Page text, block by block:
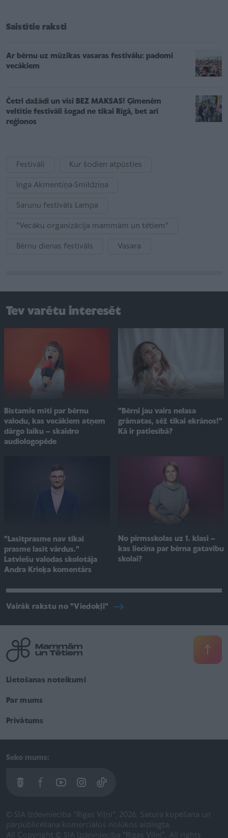
Saistītie raksti
Ar bērnu uz mūzikas vasaras festivālu: padomi
vecākiem
Četri dažādi un visi BEZ MAKSAS! Ģimenēm
veltītie festivāli šogad ne tikai Rīgā, bet arī
reģionos
Festivāli Kur šodien atpūsties
Inga Akmentiņa-Smildziņa
Sarunu festivāls Lampa
"Vecāku organizācija mammām un tētiem"
Bērnu dienas festivāls Vasara
Tev varētu interesēt
Bīstamie mīti par bērnu
valodu, kas vecākiem atņem
dārgo laiku – skaidro
audiologopēde
"Bērni jau vairs nelasa
grāmatas, sēž tikai ekrānos!"
Kā ir patiesībā?
"Lasītprasme nav tikai
prasme lasīt vārdus."
Latviešu valodas skolotāja
Andra Krieķa komentārs
No pirmsskolas uz 1. klasi –
kas liecina par bērna gatavību
skolai?
Vairāk rakstu no "Viedokļi"
Lietošanas noteikumi
Par mums
Privātums
Seko mums:
© SIA Izdevniecība "Rīgas Viļņi", 2026. Satura kopēšana un
pārpublicēšana komerciālos nolūkos aizliegta.
All Copyright © SIA Izdevniecība "Rīgas Viļņi". All rights